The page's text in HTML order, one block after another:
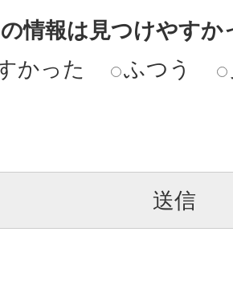
情報は見つけやすか
かった
ふつう